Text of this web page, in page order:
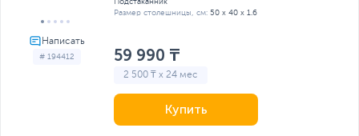
# 194412
Размер столешницы, см: 50 х 40 x 1.6
59 990 ₸
2 500 ₸ x 24 мес
Купить